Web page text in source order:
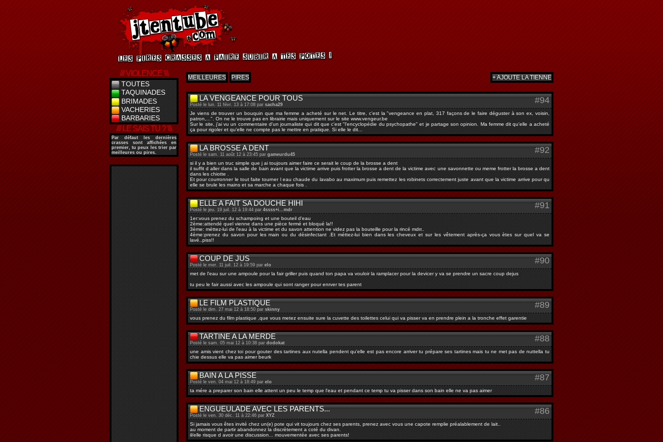
/// VIOLENCE \\\
TOUTES
TAQUINADES
BRIMADES
VACHERIES
BARBARIES
/// LE SAIS TU ? \\\
Par défaut les dernières
crasses sont affichées en
premier, tu peux les trier par
meilleures ou pires.
MEILLEURES PIRES + AJOUTE LA TIENNE
LA VENGEANCE POUR TOUS
Posté le lun. 11 févr. 13 à 17:08 par sacha29 #94
Je viens de trouver un bouquin que ma femme a acheté sur le net. Le titre, c'est la "vengeance en plat, 317 façons de le faire déguster à son ex, voisin,
patron,...". On ne le trouve pas en librairie mais uniquement sur le site www.vengeur.be
Sur le site, j'ai vu un commentaire d'un journaliste qui dit que c'est "l'encyclopédie du psychopathe" et je partage son opinion. Ma femme dit qu'elle a acheté
ça pour rigoler et qu'elle ne compte pas le mettre en pratique. Si elle le dit...
LA BROSSE A DENT
Posté le sam. 11 août 12 à 23:45 par gameurdu45 #92
si il y a bien un truc simple que j ai toujours aimer faire ce serait le coup de la brosse a dent
il suffit d aller dans la salle de bain avant que la victime arrive puis frotter la brosse a dent de la victime avec une savonnette ou meme frotter la brosse a dent
dans les chiotte .
Et pour courronner le tout faite tourner l eau chaude du lavabo au maximum puis remettez les robinets correctement juste avant que la victime arrive pour qu
elle se brule les mains et sa marche a chaque fois .
ELLE A FAIT SA DOUCHE HIHI
Posté le jeu. 19 juil. 12 à 19:44 par 4ssss+i...mdr #91
1er:vous prenez du schampoing et une bouteil d'eau
2ème:attendé quel vienne dans une pièce fermé et bloqué la!!
3ème: méttez-lui de l'eau à la victime et du savon attention ne videz pas la bouteille pour la rincé mdrr..
4ème:prenez du savon pour les main ou du désinfectant .Et méttez-lui bien dans les cheveux et sur les vêtement après-ça vous ètes sur quel va se
lavé..piss!!
COUP DE JUS
Posté le mer. 11 juil. 12 à 19:59 par elo #90
met de l'eau sur une ampoule pour la fair griller puis quand ton papa va vouloir la ramplacer pour la devicer y va se prendre un sacre coup dejus
tu peu le fair aussi avec les ampoule qui sont ranger pour enrver tes parent
LE FILM PLASTIQUE
Posté le dim. 27 mai 12 à 18:50 par skinny #89
vous prenez du film plastique ,que vous metez ensuite sure la cuvette des toilettes celui qui va pisser va en prendre plein a la tronche effet garentie
TARTINE A LA MERDE
Posté le sam. 05 mai 12 à 10:38 par dodokat #88
une amis vient chez toi pour gouter des tartines aux nutella pendent qu'elle est pas encore arriver tu prépare ses tartines mais tu ne met pas de nuttella tu
chie dessus elle va pas aimer beurk
BAIN A LA PISSE
Posté le ven. 04 mai 12 à 18:49 par elo #87
ta mére a preparer son bain elle attent un peu le temp que l'eau et pendant ce temp tu va pisser dans son bain elle ne va pas aimer
ENGUEULADE AVEC LES PARENTS...
Posté le ven. 30 déc. 11 à 22:46 par XYZ #86
Si jamais vous êtes invité chez un(e) pote qui vit toujours chez ses parents, prenez avec vous une capote remplie préalablement de lait..
au moment de partir abandonnez la discrètement a coté du divan.
il/elle risque d avoir une discussion... mouvementée avec ses parents!